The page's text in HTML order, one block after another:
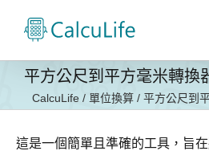
平方公尺到平方毫米轉換
CalcuLife / 單位換算 / 平方公尺到平
這是一個簡單且準確的工具，旨